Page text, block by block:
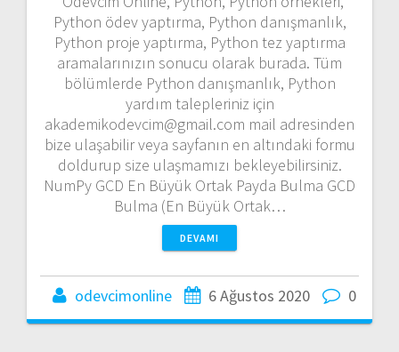
Python ödev yaptırma, Python danışmanlık,
Python proje yaptırma, Python tez yaptırma
aramalarınızın sonucu olarak burada. Tüm
bölümlerde Python danışmanlık, Python
yardım talepleriniz için
akademikodevcim@gmail.com mail adresinden
bize ulaşabilir veya sayfanın en altındaki formu
doldurup size ulaşmamızı bekleyebilirsiniz.
NumPy GCD En Büyük Ortak Payda Bulma GCD
Bulma (En Büyük Ortak…
DEVAMI
odevcimonline 6 Ağustos 2020 0